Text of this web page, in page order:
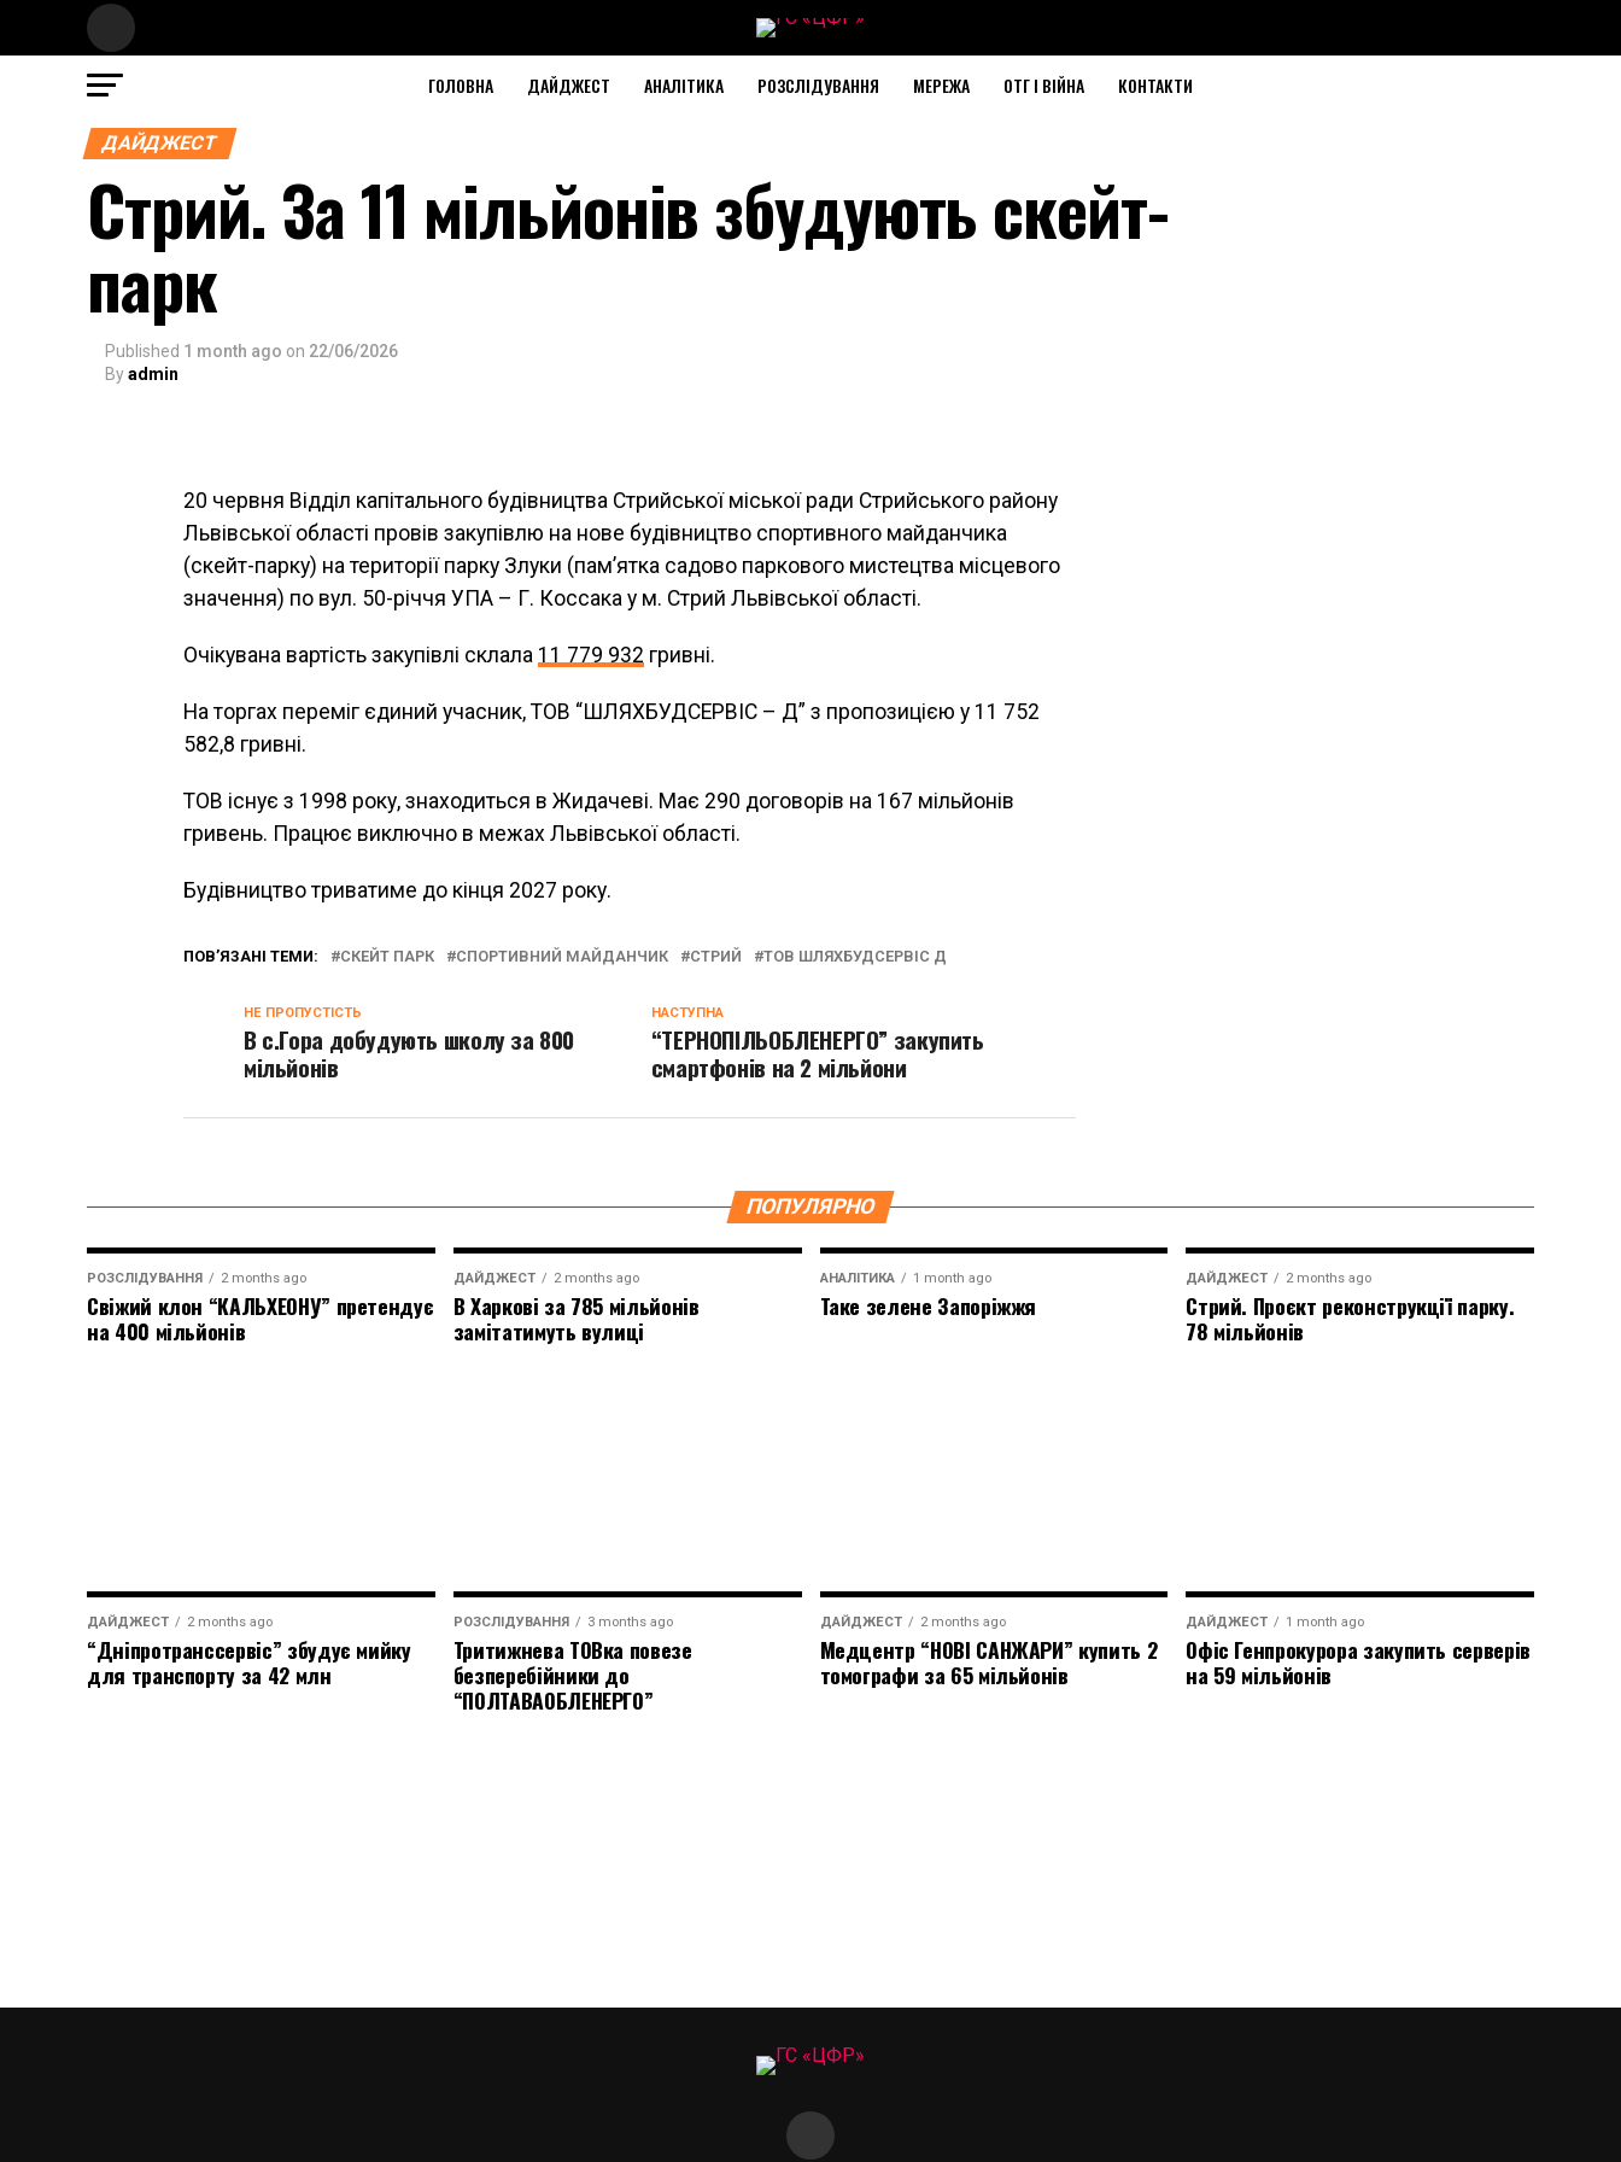
ГОЛОВНА ДАЙДЖЕСТ АНАЛІТИКА РОЗСЛІДУВАННЯ МЕРЕЖА ОТГ І ВІЙНА КОНТАКТИ
ДАЙДЖЕСТ
Стрий. За 11 мільйонів збудують скейт-
парк
Published 1 month ago on 22/06/2026
Byadmin
20 червня Відділ капітального будівництва Стрийської міської ради Стрийського району
Львівської області провів закупівлю на нове будівництво спортивного майданчика
(скейт-парку) на території парку Злуки (памʼятка садово паркового мистецтва місцевого
значення) по вул. 50-річчя УПА – Г. Коссака у м. Стрий Львівської області.
Очікувана вартість закупівлі склала 11 779 932 гривні.
На торгах переміг єдиний учасник, ТОВ “ШЛЯХБУДСЕРВІС – Д” з пропозицією у 11 752
582,8 гривні.
ТОВ існує з 1998 року, знаходиться в Жидачеві. Має 290 договорів на 167 мільйонів
гривень. Працює виключно в межах Львівської області.
Будівництво триватиме до кінця 2027 року.
ПОВ’ЯЗАНІ ТЕМИ: СКЕЙТ ПАРК СПОРТИВНИЙ МАЙДАНЧИК СТРИЙ ТОВ ШЛЯХБУДСЕРВІС Д
НАСТУПНА
“ТЕРНОПІЛЬОБЛЕНЕРГО” закупить
смартфонів на 2 мільйони
НЕ ПРОПУСТІСТЬ
В с.Гора добудують школу за 800
мільйонів
ПОПУЛЯРНО
РОЗСЛІДУВАННЯ 2 months ago
Свіжий клон “КАЛЬХЕОНУ” претендує
на 400 мільйонів
ДАЙДЖЕСТ 2 months ago
В Харкові за 785 мільйонів
замітатимуть вулиці
АНАЛІТИКА 1 month ago
Таке зелене Запоріжжя
ДАЙДЖЕСТ 2 months ago
Стрий. Проєкт реконструкції парку.
78 мільйонів
ДАЙДЖЕСТ 2 months ago
“Дніпротранссервіс” збудує мийку
для транспорту за 42 млн
РОЗСЛІДУВАННЯ 3 months ago
Тритижнева ТОВка повезе
безперебійники до
“ПОЛТАВАОБЛЕНЕРГО”
ДАЙДЖЕСТ 2 months ago
Медцентр “НОВІ САНЖАРИ” купить 2
томографи за 65 мільйонів
ДАЙДЖЕСТ 1 month ago
Офіс Генпрокурора закупить серверів
на 59 мільйонів